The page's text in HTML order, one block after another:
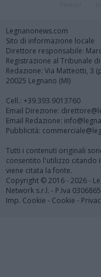
Legnanonews.com
Sito di informazione locale
Direttore responsabile:
Registrazione al Tribunale
Redazione: Via Matteotti, 3
20025 Legnano (MI)
Cell.: +39.393.9013760
Email Direzione:
Email Redazione:
Pubblicità:
Tutti i contenuti originali
consentito l'utilizzo citando
viene citata la fonte.
Copyright © 2016 - 2026 -
Network s.r.l. - P.Iva
Imp. Cookie - Cookie -